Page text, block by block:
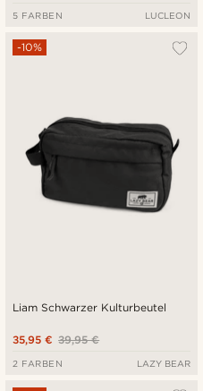
5 FARBEN LUCLEON
Liam Schwarzer Kulturbeutel
-10%
39,95 €
35,95 €
2 FARBEN LAZY BEAR